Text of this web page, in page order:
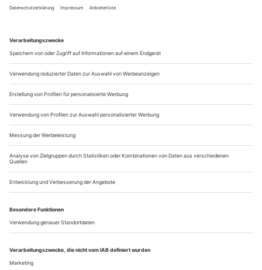
Williams’ «Endstation Sehnsucht» an den Münchner Kammerspielen
Unterschichts-Tristesse und Statusverlustängste von ehemals
Besserverdienenden. Oder zumindest nicht so, wie man es in
letzter Zeit gewohnt ist – gepaart mit trüben Aussichten und
chronischer Weltuntergangsparanoia. In Sebastian Nüblings
Münchner Kammerspiel-Inszenierung von «Endstation
Sehnsucht» ist man...
Schlimm, ganz schlimm
Ingrid Lausund «Benefiz – Jeder rettet einen Afrikaner»
Früher wurden noch Witze über Ostfriesen, Blondinen,
Politiker oder die DDR gerissen – heute ist der Gutmensch
die Zielscheibe des gepflegten Spotts. Denn hinter dem
Anspruch, auch noch die beste aller Welten zu verbessern,
vermuten Skeptiker nicht ganz zu Unrecht unlautere Motive.
Autorin Ingrid Lausund macht gleich fünf solcher
selbsternannter Menschheitsretter...